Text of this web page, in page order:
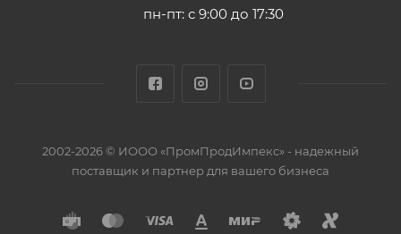
пн-пт: с 9:00 до 17:30
2002-2026 © ИООО «ПромПродИмпекс» - надежный
поставщик и партнер для вашего бизнеса